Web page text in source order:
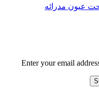
عيون مدرائه
Enter your email